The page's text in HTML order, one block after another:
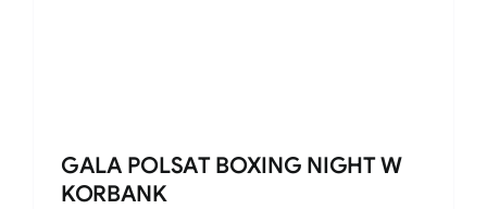
GALA POLSAT BOXING NIGHT W
KORBANK